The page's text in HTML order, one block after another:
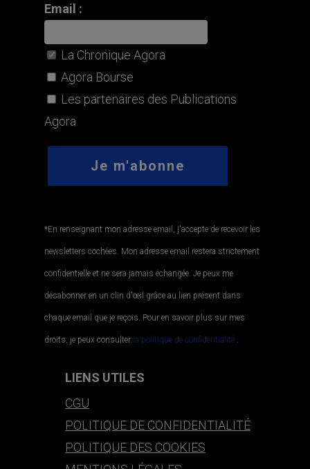
Email :
La Chronique Agora
Agora Bourse
Les partenaires des Publications
Agora
*En renseignant mon adresse email, j'accepte de recevoir les
newsletters cochées. Mon adresse email restera strictement
confidentielle et ne sera jamais échangée. Je peux me
désabonner en un clin d'œil grâce au lien présent dans
chaque email que je reçois. Pour en savoir plus sur mes
droits, je peux consulter la politique de confidentialité..
LIENS UTILES
CGU
POLITIQUE DE CONFIDENTIALITÉ
POLITIQUE DES COOKIES